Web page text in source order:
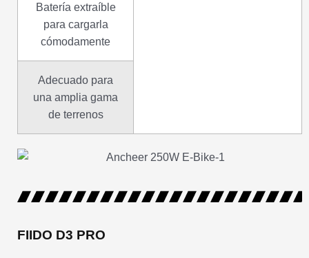
Batería extraíble
para cargarla
cómodamente
Adecuado para
una amplia gama
de terrenos
FIIDO D3 PRO